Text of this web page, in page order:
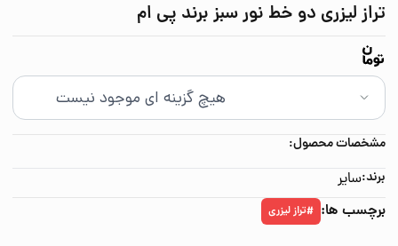
تراز لیزری دو خط نور سبز برند پی ام
مشخصات محصول:
برند:سایر
برچسب ها: #تراز لیزری